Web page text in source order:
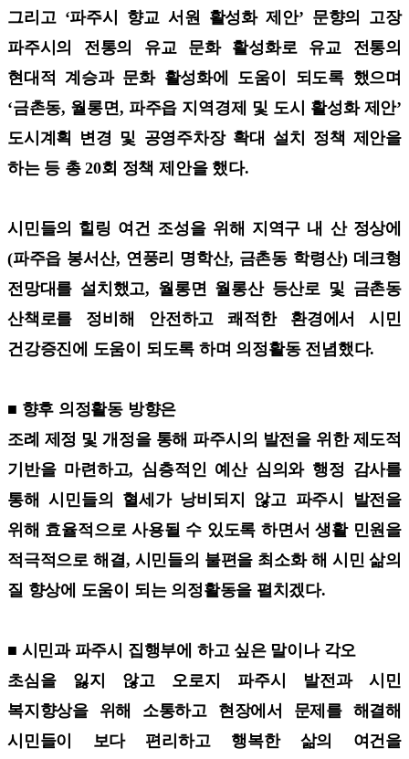
그리고 ‘파주시 향교 서원 활성화 제안’ 문향의 고장
파주시의 전통의 유교 문화 활성화로 유교 전통의
현대적 계승과 문화 활성화에 도움이 되도록 했으며
‘금촌동, 월롱면, 파주읍 지역경제 및 도시 활성화 제안’
도시계획 변경 및 공영주차장 확대 설치 정책 제안을
하는 등 총 20회 정책 제안을 했다.
시민들의 힐링 여건 조성을 위해 지역구 내 산 정상에
(파주읍 봉서산, 연풍리 명학산, 금촌동 학령산) 데크형
전망대를 설치했고, 월롱면 월롱산 등산로 및 금촌동
산책로를 정비해 안전하고 쾌적한 환경에서 시민
건강증진에 도움이 되도록 하며 의정활동 전념했다.
■ 향후 의정활동 방향은
조례 제정 및 개정을 통해 파주시의 발전을 위한 제도적
기반을 마련하고, 심층적인 예산 심의와 행정 감사를
통해 시민들의 혈세가 낭비되지 않고 파주시 발전을
위해 효율적으로 사용될 수 있도록 하면서 생활 민원을
적극적으로 해결, 시민들의 불편을 최소화 해 시민 삶의
질 향상에 도움이 되는 의정활동을 펼치겠다.
■ 시민과 파주시 집행부에 하고 싶은 말이나 각오
초심을 잃지 않고 오로지 파주시 발전과 시민
복지향상을 위해 소통하고 현장에서 문제를 해결해
시민들이 보다 편리하고 행복한 삶의 여건을